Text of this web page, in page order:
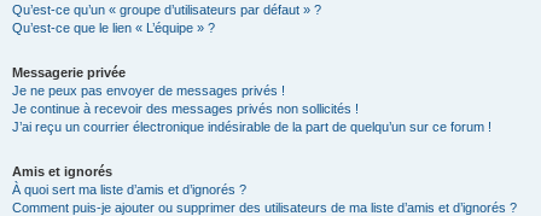
Qu’est-ce qu’un « groupe d’utilisateurs par défaut » ?
Qu’est-ce que le lien « L’équipe » ?
Messagerie privée
Je ne peux pas envoyer de messages privés !
Je continue à recevoir des messages privés non sollicités !
J’ai reçu un courrier électronique indésirable de la part de quelqu’un sur ce forum !
Amis et ignorés
À quoi sert ma liste d’amis et d’ignorés ?
Comment puis-je ajouter ou supprimer des utilisateurs de ma liste d’amis et d’ignorés ?